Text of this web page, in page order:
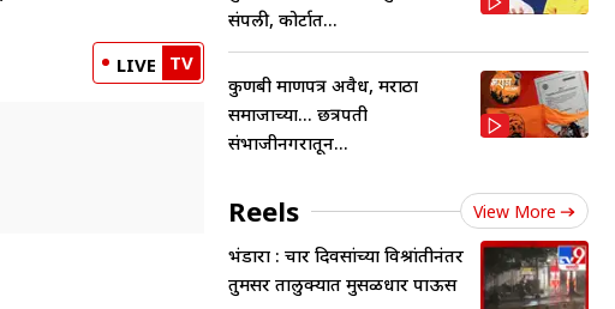
LIVE TV
संपली, कोर्टात...
कुणबी प्रमाणपत्र अवैध, मराठा
समाजाच्या... छत्रपती
संभाजीनगरातून...
Reels View More
भंडारा : चार दिवसांच्या विश्रांतीनंतर
तुमसर तालुक्यात मुसळधार पाऊस